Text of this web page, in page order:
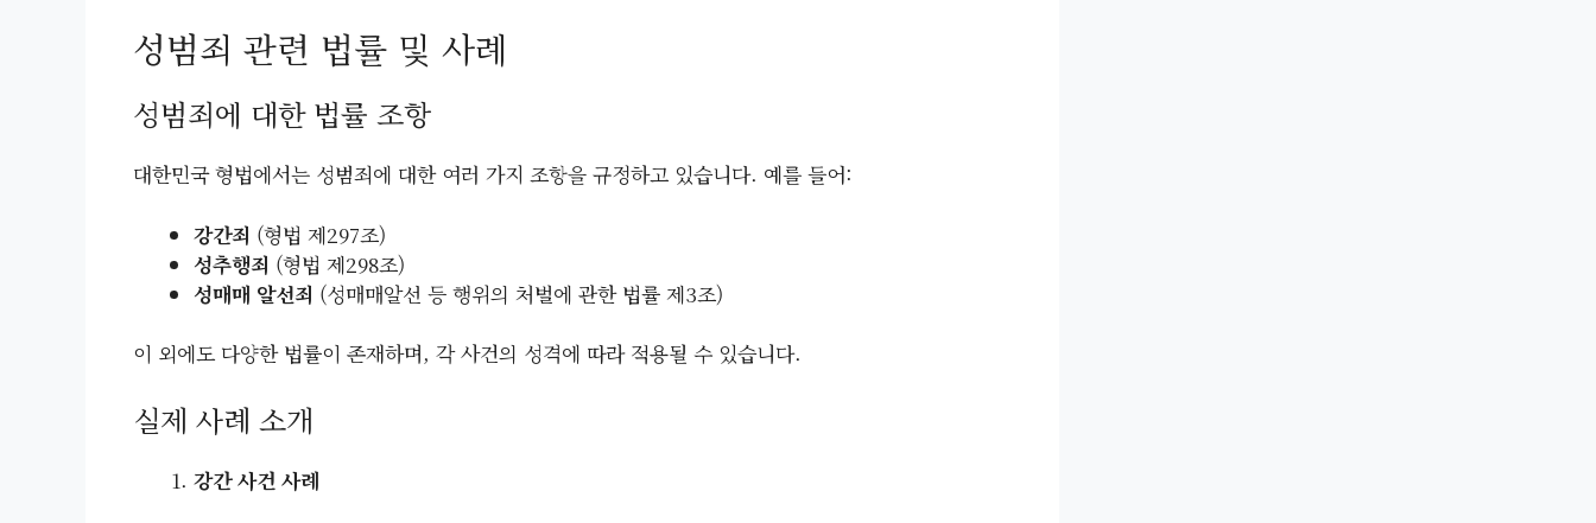
성범죄 관련 법률 및 사례
성범죄에 대한 법률 조항
대한민국 형법에서는 성범죄에 대한 여러 가지 조항을 규정하고 있습니다. 예를 들어:
강간죄 (형법 제297조)
성추행죄 (형법 제298조)
성매매 알선죄 (성매매알선 등 행위의 처벌에 관한 법률 제3조)
이 외에도 다양한 법률이 존재하며, 각 사건의 성격에 따라 적용될 수 있습니다.
실제 사례 소개
강간 사건 사례